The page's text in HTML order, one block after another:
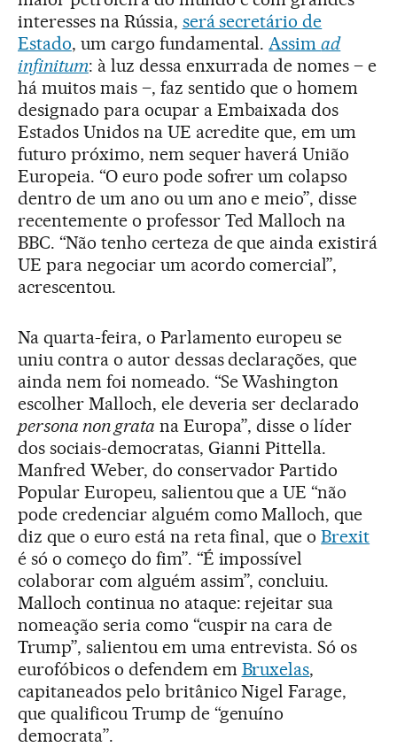
interesses na Rússia, será secretário de
Estado, um cargo fundamental. Assimad
infinitum: à luz dessa enxurrada de nomes – e
há muitos mais –, faz sentido que o homem
designado para ocupar a Embaixada dos
Estados Unidos na UE acredite que, em um
futuro próximo, nem sequer haverá União
Europeia. “O euro pode sofrer um colapso
dentro de um ano ou um ano e meio”, disse
recentemente o professor Ted Malloch na
BBC. “Não tenho certeza de que ainda existirá
UE para negociar um acordo comercial”,
acrescentou.
Na quarta-feira, o Parlamento europeu se
uniu contra o autor dessas declarações, que
ainda nem foi nomeado. “Se Washington
escolher Malloch, ele deveria ser declarado
persona non grata na Europa”, disse o líder
dos sociais-democratas, Gianni Pittella.
Manfred Weber, do conservador Partido
Popular Europeu, salientou que a UE “não
pode credenciar alguém como Malloch, que
diz que o euro está na reta final, que oBrexit
é só o começo do fim”. “É impossível
colaborar com alguém assim”, concluiu.
Malloch continua no ataque: rejeitar sua
nomeação seria como “cuspir na cara de
Trump”, salientou em uma entrevista. Só os
eurofóbicos o defendem em Bruxelas,
capitaneados pelo britânico Nigel Farage,
que qualificou Trump de “genuíno
democrata”.